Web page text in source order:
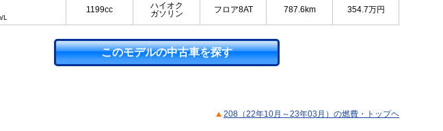
L
1199cc
ハイオク
ガソリン
フロア8AT 787.6km 354.7万円
このモデルの中古車を探す
208（22年10月～23年03月）の燃費・トップヘ